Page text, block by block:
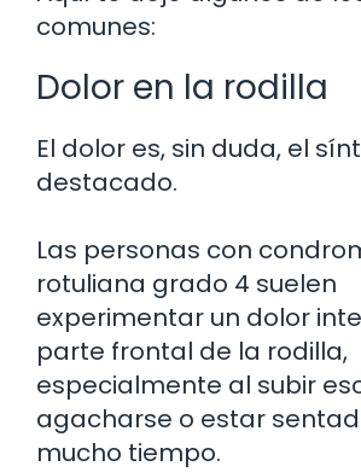
comunes:
Dolor en la rodilla
El dolor es, sin duda, el
destacado.
Las personas con
rotuliana grado 4 suelen
experimentar un dolor
parte frontal de la rodilla,
especialmente al subir
agacharse o estar
mucho tiempo.